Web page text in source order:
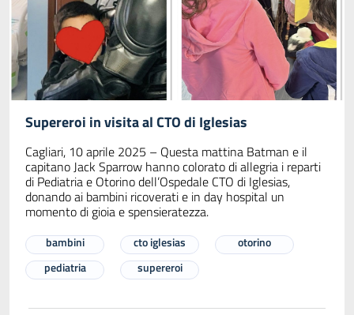
Supereroi in visita al CTO di Iglesias
Cagliari, 10 aprile 2025 – Questa mattina Batman e il
capitano Jack Sparrow hanno colorato di allegria i reparti
di Pediatria e Otorino dell’Ospedale CTO di Iglesias,
donando ai bambini ricoverati e in day hospital un
momento di gioia e spensieratezza.
bambini cto iglesias
otorino
pediatria
supereroi